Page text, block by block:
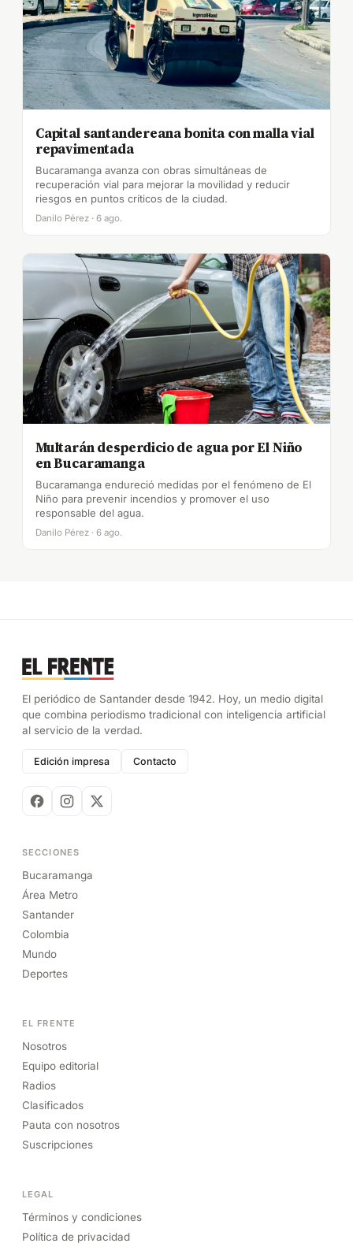
Capital santandereana bonita con malla vial
repavimentada
Bucaramanga avanza con obras simultáneas de
recuperación vial para mejorar la movilidad y reducir
riesgos en puntos críticos de la ciudad.
Danilo Pérez · 6 ago.
Multarán desperdicio de agua por El Niño
en Bucaramanga
Bucaramanga endureció medidas por el fenómeno de El
Niño para prevenir incendios y promover el uso
responsable del agua.
Danilo Pérez · 6 ago.
El periódico de Santander desde 1942. Hoy, un medio digital
que combina periodismo tradicional con inteligencia artificial
al servicio de la verdad.
Edición impresa Contacto
SECCIONES
Bucaramanga
Área Metro
Santander
Colombia
Mundo
Deportes
EL FRENTE
Nosotros
Equipo editorial
Radios
Clasificados
Pauta con nosotros
Suscripciones
LEGAL
Términos y condiciones
Política de privacidad